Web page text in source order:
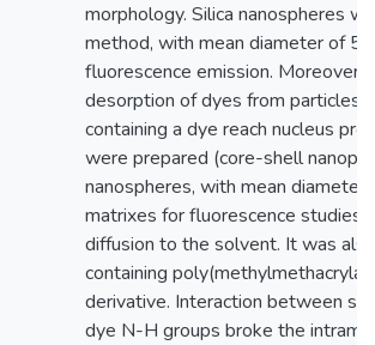
morphology. Silica nanospheres
method, with mean diameter of
fluorescence emission. Moreover,
desorption of dyes from particles
containing a dye reach nucleus
were prepared (core-shell
nanospheres, with mean
matrixes for fluorescence studies,
diffusion to the solvent. It was
containing
derivative. Interaction between
dye N-H groups broke the